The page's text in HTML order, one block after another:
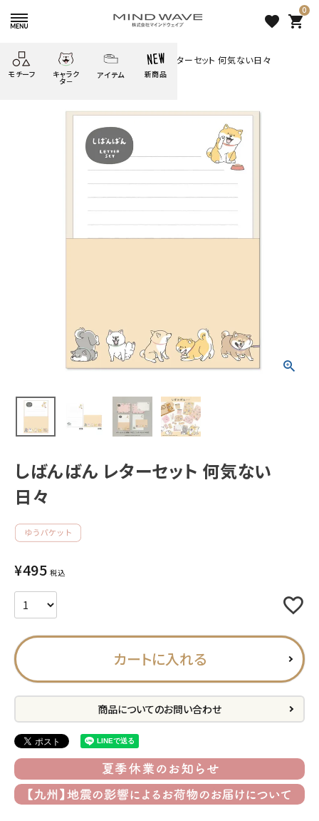
favorite
0
shopping_cart
モチーフ キャラク
タ－
ごろごろ
ぴよこ豆
ムーちゃん
だっとちゃん ばいばいべあ
かわうそ
アイテム
ふせん 紙文具
文具小物 筆記用具等
モバイル
アイテム
新商品
絞り込み検索
人気商品から探す
モチーフから探す
キャラクターから探す
ご利用ガイド
よくあるご質問
プライバシーポリシー
ACCOUNT MENU
ようこそ ゲスト 様
meeting_room ログイン person 会員登録
HOME すべての商品 しばんばん レターセット 何気ない日々
しばんばん レターセット 何気ない
日々
¥495 税込
カートに入れる
商品についてのお問い合わせ